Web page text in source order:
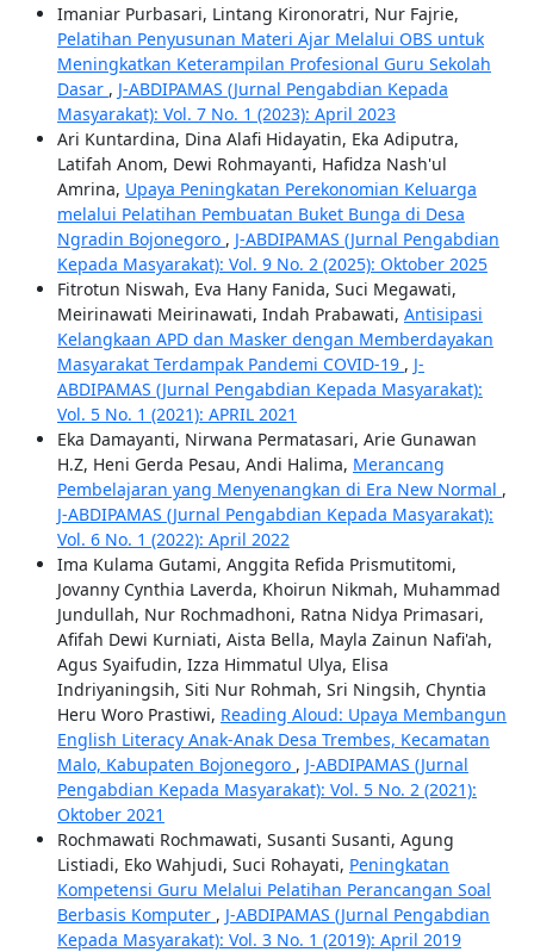
Imaniar Purbasari, Lintang Kironoratri, Nur Fajrie,
Pelatihan Penyusunan Materi Ajar Melalui OBS untuk
Meningkatkan Keterampilan Profesional Guru Sekolah
Dasar , J-ABDIPAMAS (Jurnal Pengabdian Kepada
Masyarakat): Vol. 7 No. 1 (2023): April 2023
Ari Kuntardina, Dina Alafi Hidayatin, Eka Adiputra,
Latifah Anom, Dewi Rohmayanti, Hafidza Nash'ul
Amrina, Upaya Peningkatan Perekonomian Keluarga
melalui Pelatihan Pembuatan Buket Bunga di Desa
Ngradin Bojonegoro , J-ABDIPAMAS (Jurnal Pengabdian
Kepada Masyarakat): Vol. 9 No. 2 (2025): Oktober 2025
Fitrotun Niswah, Eva Hany Fanida, Suci Megawati,
Meirinawati Meirinawati, Indah Prabawati, Antisipasi
Kelangkaan APD dan Masker dengan Memberdayakan
Masyarakat Terdampak Pandemi COVID-19 , J-
ABDIPAMAS (Jurnal Pengabdian Kepada Masyarakat):
Vol. 5 No. 1 (2021): APRIL 2021
Eka Damayanti, Nirwana Permatasari, Arie Gunawan
H.Z, Heni Gerda Pesau, Andi Halima, Merancang
Pembelajaran yang Menyenangkan di Era New Normal ,
J-ABDIPAMAS (Jurnal Pengabdian Kepada Masyarakat):
Vol. 6 No. 1 (2022): April 2022
Ima Kulama Gutami, Anggita Refida Prismutitomi,
Jovanny Cynthia Laverda, Khoirun Nikmah, Muhammad
Jundullah, Nur Rochmadhoni, Ratna Nidya Primasari,
Afifah Dewi Kurniati, Aista Bella, Mayla Zainun Nafi'ah,
Agus Syaifudin, Izza Himmatul Ulya, Elisa
Indriyaningsih, Siti Nur Rohmah, Sri Ningsih, Chyntia
Heru Woro Prastiwi, Reading Aloud: Upaya Membangun
English Literacy Anak-Anak Desa Trembes, Kecamatan
Malo, Kabupaten Bojonegoro , J-ABDIPAMAS (Jurnal
Pengabdian Kepada Masyarakat): Vol. 5 No. 2 (2021):
Oktober 2021
Rochmawati Rochmawati, Susanti Susanti, Agung
Listiadi, Eko Wahjudi, Suci Rohayati, Peningkatan
Kompetensi Guru Melalui Pelatihan Perancangan Soal
Berbasis Komputer , J-ABDIPAMAS (Jurnal Pengabdian
Kepada Masyarakat): Vol. 3 No. 1 (2019): April 2019